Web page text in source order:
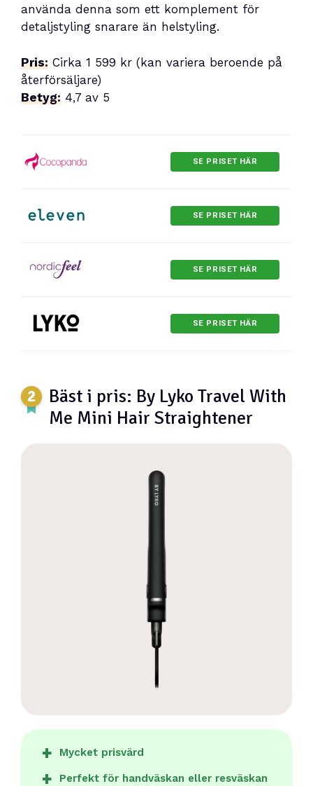
använda denna som ett komplement för
detaljstyling snarare än helstyling.
Pris: Cirka 1 599 kr (kan variera beroende på
återförsäljare)
Betyg: 4,7 av 5
SE PRISET HÄR
SE PRISET HÄR
SE PRISET HÄR
SE PRISET HÄR
Bäst i pris: By Lyko Travel With
Me Mini Hair Straightener
Mycket prisvärd
Perfekt för handväskan eller resväskan